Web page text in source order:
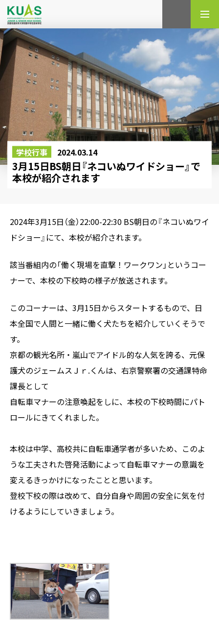
検索
学校行事 2024.03.14
3月15日BS朝日『ネコいぬワイドショー』で
本校が紹介されます
2024年3月15日（金）22:00-22:30 BS朝日の『ネコいぬワイ
ドショー』にて、本校が紹介されます。
該当番組内の「働く現場を直撃！ワークワン」というコー
ナーで、本校の下校時の様子が放送されます。
このコーナーは、3月15日からスタートするもので、日
本全国で人間と一緒に働く犬たちを紹介していくそうで
す。
京都の観光名所・嵐山でアイドル的な人気を誇る、元保
護犬のジェームスＪｒ.くんは、右京警察署の交通課特命
課長として
自転車マナーの注意喚起をしに、本校の下校時間にパト
ロールにきてくれました。
本校は中学、高校共に自転車通学者が多いため、このよ
うな工夫された啓発活動によって自転車マナーの意識を
変えるきっかけになったことと思います。
登校下校の際は改めて、自分自身や周囲の安全に気を付
けるようにしていきましょう。